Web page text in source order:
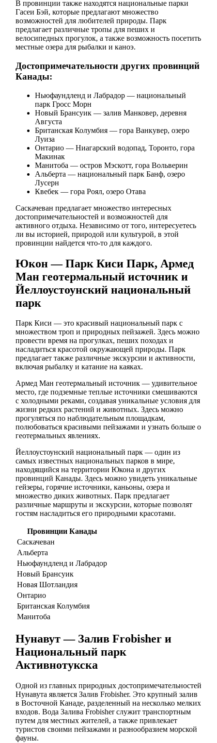
В провинции также находятся национальные парки
Гасеи Бэй, которые предлагают множество
возможностей для любителей природы. Парк
предлагает различные тропы для пеших и
велосипедных прогулок, а также возможность посетить
местные озера для рыбалки и каноэ.
Достопримечательности других провинций
Канады:
Ньюфаундленд и Лабрадор — национальный
парк Гросс Морн
Новый Брансуик — залив Манковер, деревня
Августа
Британская Колумбия — гора Ванкувер, озеро
Луиза
Онтарио — Ниагарский водопад, Торонто, гора
Макинак
Манитоба — остров Мэскотт, гора Вольверин
Альберта — национальный парк Банф, озеро
Лусерн
Квебек — гора Роял, озеро Отава
Саскачеван предлагает множество интересных
достопримечательностей и возможностей для
активного отдыха. Независимо от того, интересуетесь
ли вы историей, природой или культурой, в этой
провинции найдется что-то для каждого.
Юкон — Парк Киси Парк, Армед
Ман геотермальный источник и
Йеллоустоунский национальный
парк
Парк Киси — это красивый национальный парк с
множеством троп и природных пейзажей. Здесь можно
провести время на прогулках, пеших походах и
насладиться красотой окружающей природы. Парк
предлагает также различные экскурсии и активности,
включая рыбалку и катание на каяках.
Армед Ман геотермальный источник — удивительное
место, где подземные теплые источники смешиваются
с холодными реками, создавая уникальные условия для
жизни редких растений и животных. Здесь можно
прогуляться по наблюдательным площадкам,
полюбоваться красивыми пейзажами и узнать больше о
геотермальных явлениях.
Йеллоустоунский национальный парк — один из
самых известных национальных парков в мире,
находящийся на территории Юкона и других
провинций Канады. Здесь можно увидеть уникальные
гейзеры, горячие источники, каньоны, озера и
множество диких животных. Парк предлагает
различные маршруты и экскурсии, которые позволят
гостям насладиться его природными красотами.
Провинции Канады
Саскачеван
Альберта
Ньюфаундленд и Лабрадор
Новый Брансуик
Новая Шотландия
Онтарио
Британская Колумбия
Манитоба
Нунавут — Залив Frobisher и
Национальный парк
Активнотукска
Одной из главных природных достопримечательностей
Нунавута является Залив Frobisher. Это крупный залив
в Восточной Канаде, разделенный на несколько мелких
входов. Вода Залива Frobisher служит транспортным
путем для местных жителей, а также привлекает
туристов своими пейзажами и разнообразием морской
фауны.